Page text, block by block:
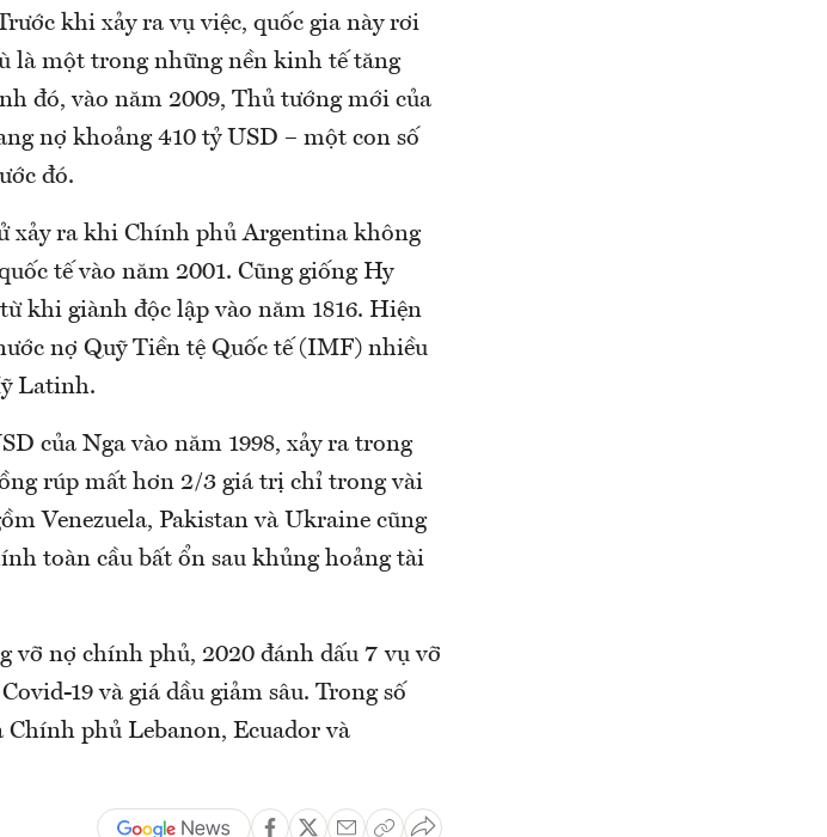
khi xảy ra vụ việc, quốc gia này rơi
là một trong những nền kinh tế tăng
đó, vào năm 2009, Thủ tướng mới của
nợ khoảng 410 tỷ USD – một con số
đó.
xảy ra khi Chính phủ Argentina không
tế vào năm 2001. Cũng giống Hy
khi giành độc lập vào năm 1816. Hiện
nợ Quỹ Tiền tệ Quốc tế (IMF) nhiều
Latinh.
của Nga vào năm 1998, xảy ra trong
rúp mất hơn 2/3 giá trị chỉ trong vài
Venezuela, Pakistan và Ukraine cũng
toàn cầu bất ổn sau khủng hoảng tài
vỡ nợ chính phủ, 2020 đánh dấu 7 vụ vỡ
19 và giá dầu giảm sâu. Trong số
Chính phủ Lebanon, Ecuador và